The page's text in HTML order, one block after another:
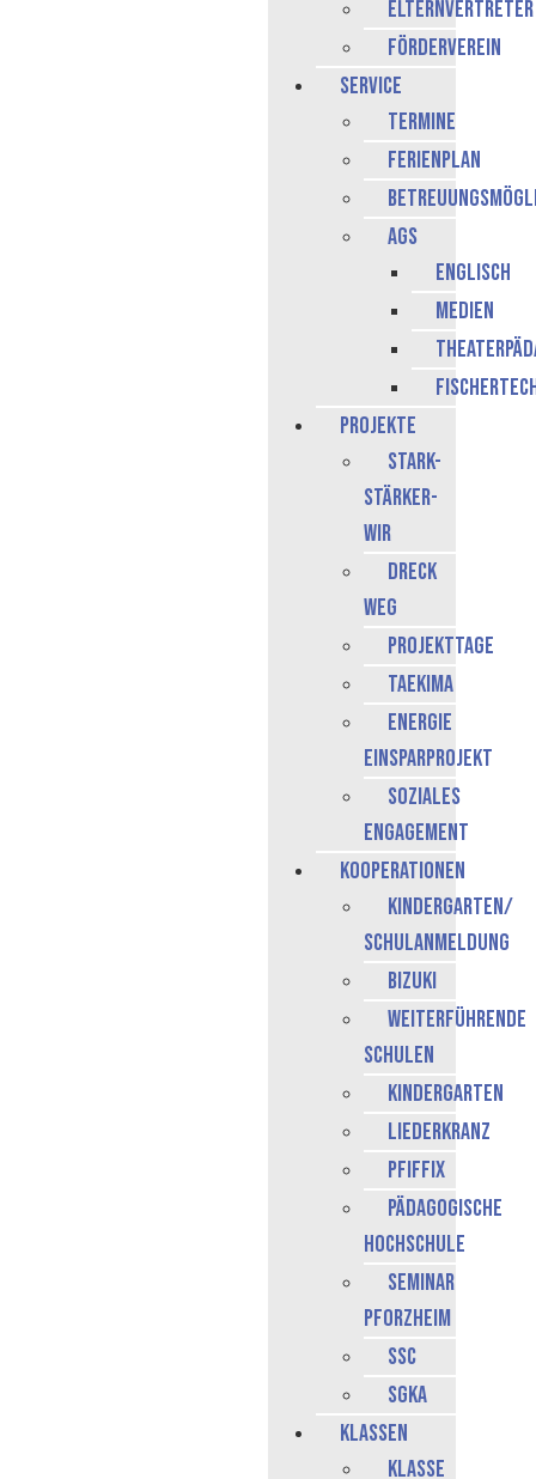
Elternvertreter
Förderverein
Service
Termine
Ferienplan
AGs
Englisch
Medien
Projekte
stark-
stärker-
Wir
Dreck
Weg
Projekttage
Taekima
Energie
Einsparprojekt
Soziales
Engagement
Kooperationen
Kindergarten/
Schulanmeldung
BiZuKI
weiterführende
Schulen
Kindergarten
Liederkranz
Pfiffix
Pädagogische
Hochschule
Seminar
Pforzheim
SSC
SGKA
Klassen
Klasse